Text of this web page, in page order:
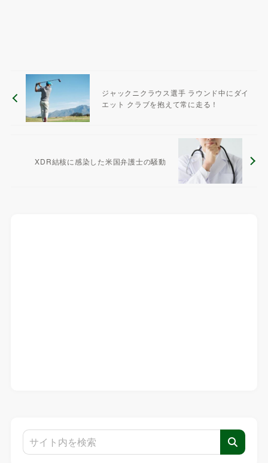
ジャックニクラウス選手 ラウンド中にダイ
エット クラブを抱えて常に走る！
XDR結核に感染した米国弁護士の騒動